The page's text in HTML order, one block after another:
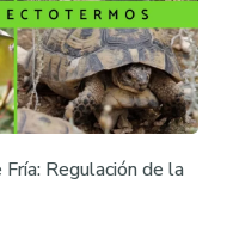
Regulación de la